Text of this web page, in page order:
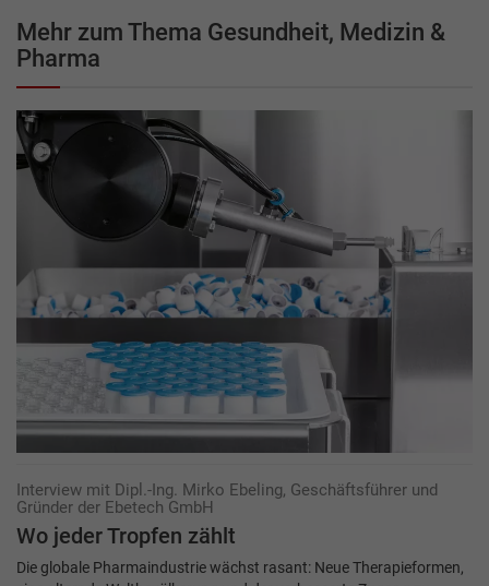
Mehr zum Thema Gesundheit, Medizin &
Pharma
Interview mit Dipl.-Ing. Mirko Ebeling, Geschäftsführer und
Gründer der Ebetech GmbH
Wo jeder Tropfen zählt
Die globale Pharmaindustrie wächst rasant: Neue Therapieformen,